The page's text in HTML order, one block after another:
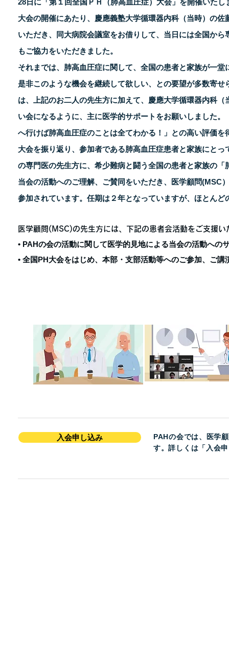
28日に「第１回全国ＰＨ（肺高血圧症）大会」を開催いたし
大会の開催にあたり、慶應義塾大学循環器内科（当時）の
いただき、同大病院会議室をお借りして、当日には全国か
もご協力をいただきました。
それまでは、肺高血圧症に関して、全国の患者と家族が一
是非このような機会を継続して欲しい、との要望が多数寄
は、上記のお二人の先生方に加えて、慶應大学循環器内科
い会になるように、主に医学的サポートをお願いしました
へ行けば肺高血圧症のことは全てわかる！」との高い評価
大会を振り返り、参加者である肺高血圧症患者と家族にと
の専門医の先生方に、希少難病と闘う全国の患者と家族の
当会の活動へのご理解、ご賛同をいただき、医学顧問(MSC
参加されています。任期は２年となっていますが、ほとん
医学顧問(MSC)の先生方には、下記の患者会活動をご支援い
• PAHの会の活動に関して医学的見地による当会の活動への
• 全国PH大会をはじめ、本部・支部活動等へのご参加、ご講
入会申し込み
PAHの会では、医学
す。詳しくは「入会